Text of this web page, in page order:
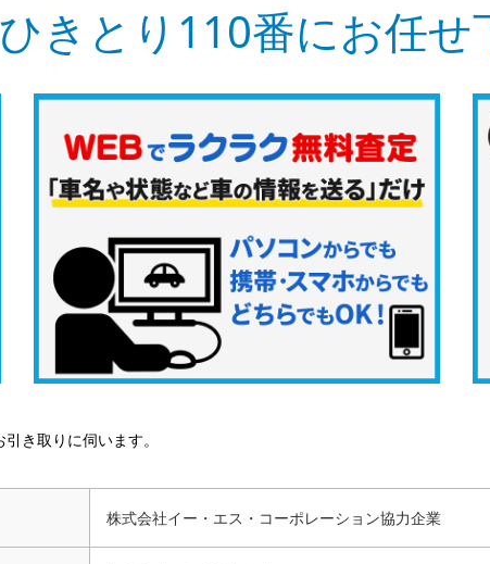
きとり110番にお任せ
き取りに伺います。
株式会社イー・エス・コーポレーション協力企業